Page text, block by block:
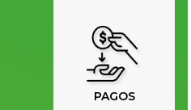
PAGOS